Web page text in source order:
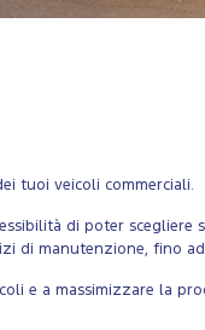
tuoi veicoli commerciali.
di poter scegliere
di manutenzione, fino
e a massimizzare la